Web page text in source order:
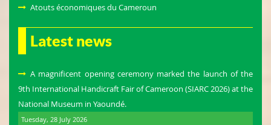
Atouts économiques du Cameroun
Latest news
A magnificent opening ceremony marked the launch of the
9th International Handicraft Fair of Cameroon (SIARC 2026) at the
National Museum in Yaoundé.
Tuesday, 28 July 2026